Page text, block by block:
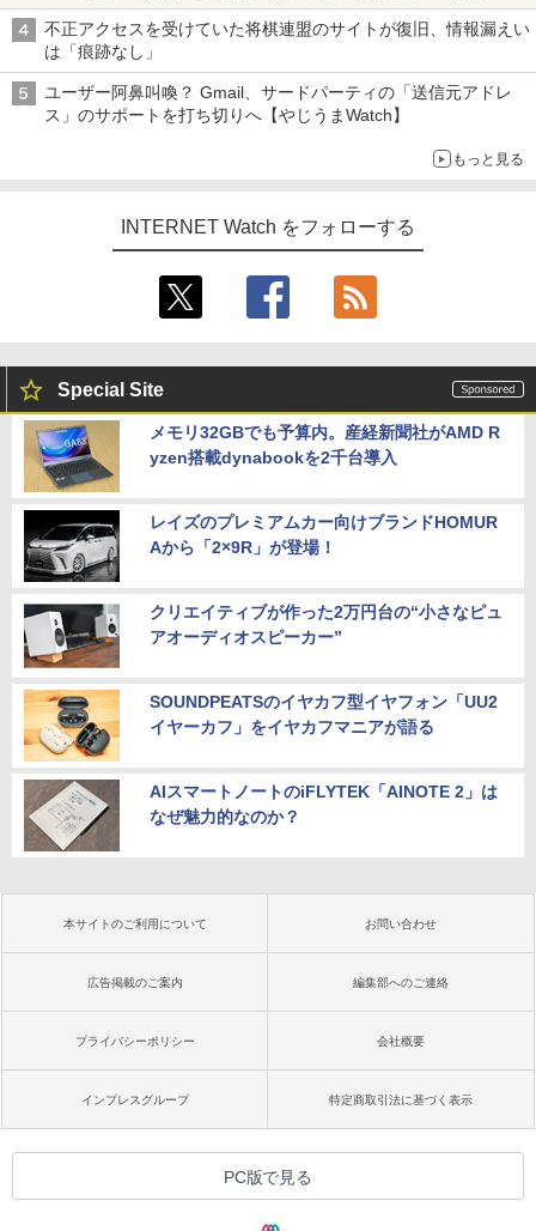
真や映像を使った投資詐欺などへの対策として
不正アクセスを受けていた将棋連盟のサイトが復旧、情報漏えい
は「痕跡なし」
ユーザー阿鼻叫喚？ Gmail、サードパーティの「送信元アドレ
ス」のサポートを打ち切りへ【やじうまWatch】
もっと見る
INTERNET Watch をフォローする
Special Site
メモリ32GBでも予算内。産経新聞社がAMD R
yzen搭載dynabookを2千台導入
レイズのプレミアムカー向けブランドHOMUR
Aから「2×9R」が登場！
クリエイティブが作った2万円台の“小さなピュ
アオーディオスピーカー”
SOUNDPEATSのイヤカフ型イヤフォン「UU2
イヤーカフ」をイヤカフマニアが語る
AIスマートノートのiFLYTEK「AINOTE 2」は
なぜ魅力的なのか？
本サイトのご利用について お問い合わせ
広告掲載のご案内 編集部へのご連絡
プライバシーポリシー 会社概要
インプレスグループ 特定商取引法に基づく表示
PC版で見る